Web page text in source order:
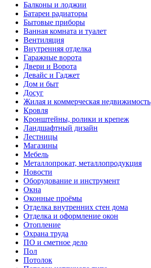
Балконы и лоджии
Батареи радиаторы‎
Бытовые приборы
Ванная комната и туалет
Вентиляция
Внутренняя отделка
Гаражные ворота
Двери и Ворота
Девайс и Гаджет
Дом и быт
Досуг
Жилая и коммерческая недвижимость
Кровля
Кронштейны, ролики и крепеж
Ландшафтный дизайн
Лестницы
Магазины
Мебель
Металлопрокат, металлопродукция
Новости
Оборудование и инструмент
Окна
Оконные проёмы
Отделка внутренних стен дома
Отделка и оформление окон
Отопление
Охрана труда
ПО и сметное дело
Пол
Потолок